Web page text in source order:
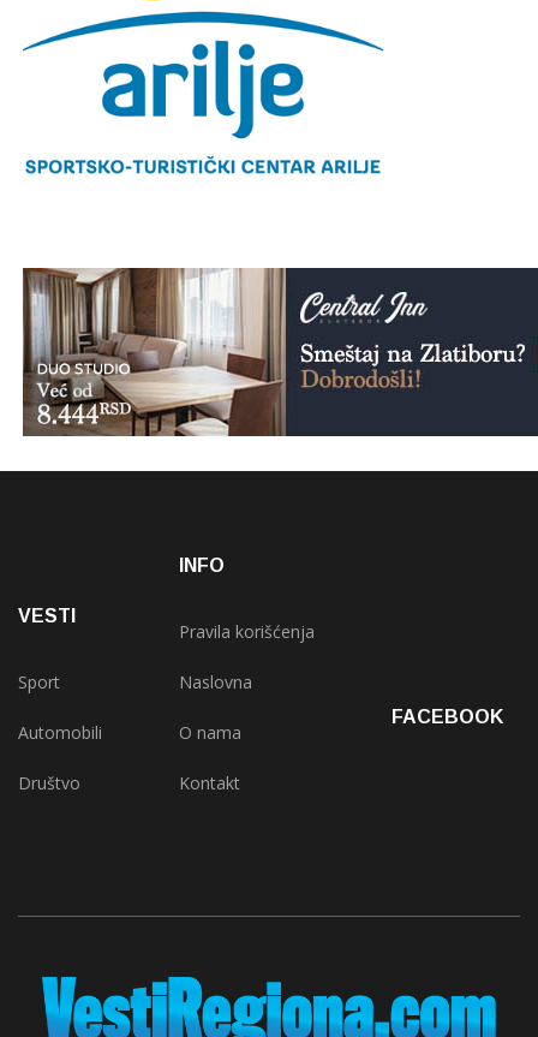
VESTI
Sport
Automobili
Društvo
INFO
Pravila korišćenja
Naslovna
O nama
Kontakt
FACEBOOK